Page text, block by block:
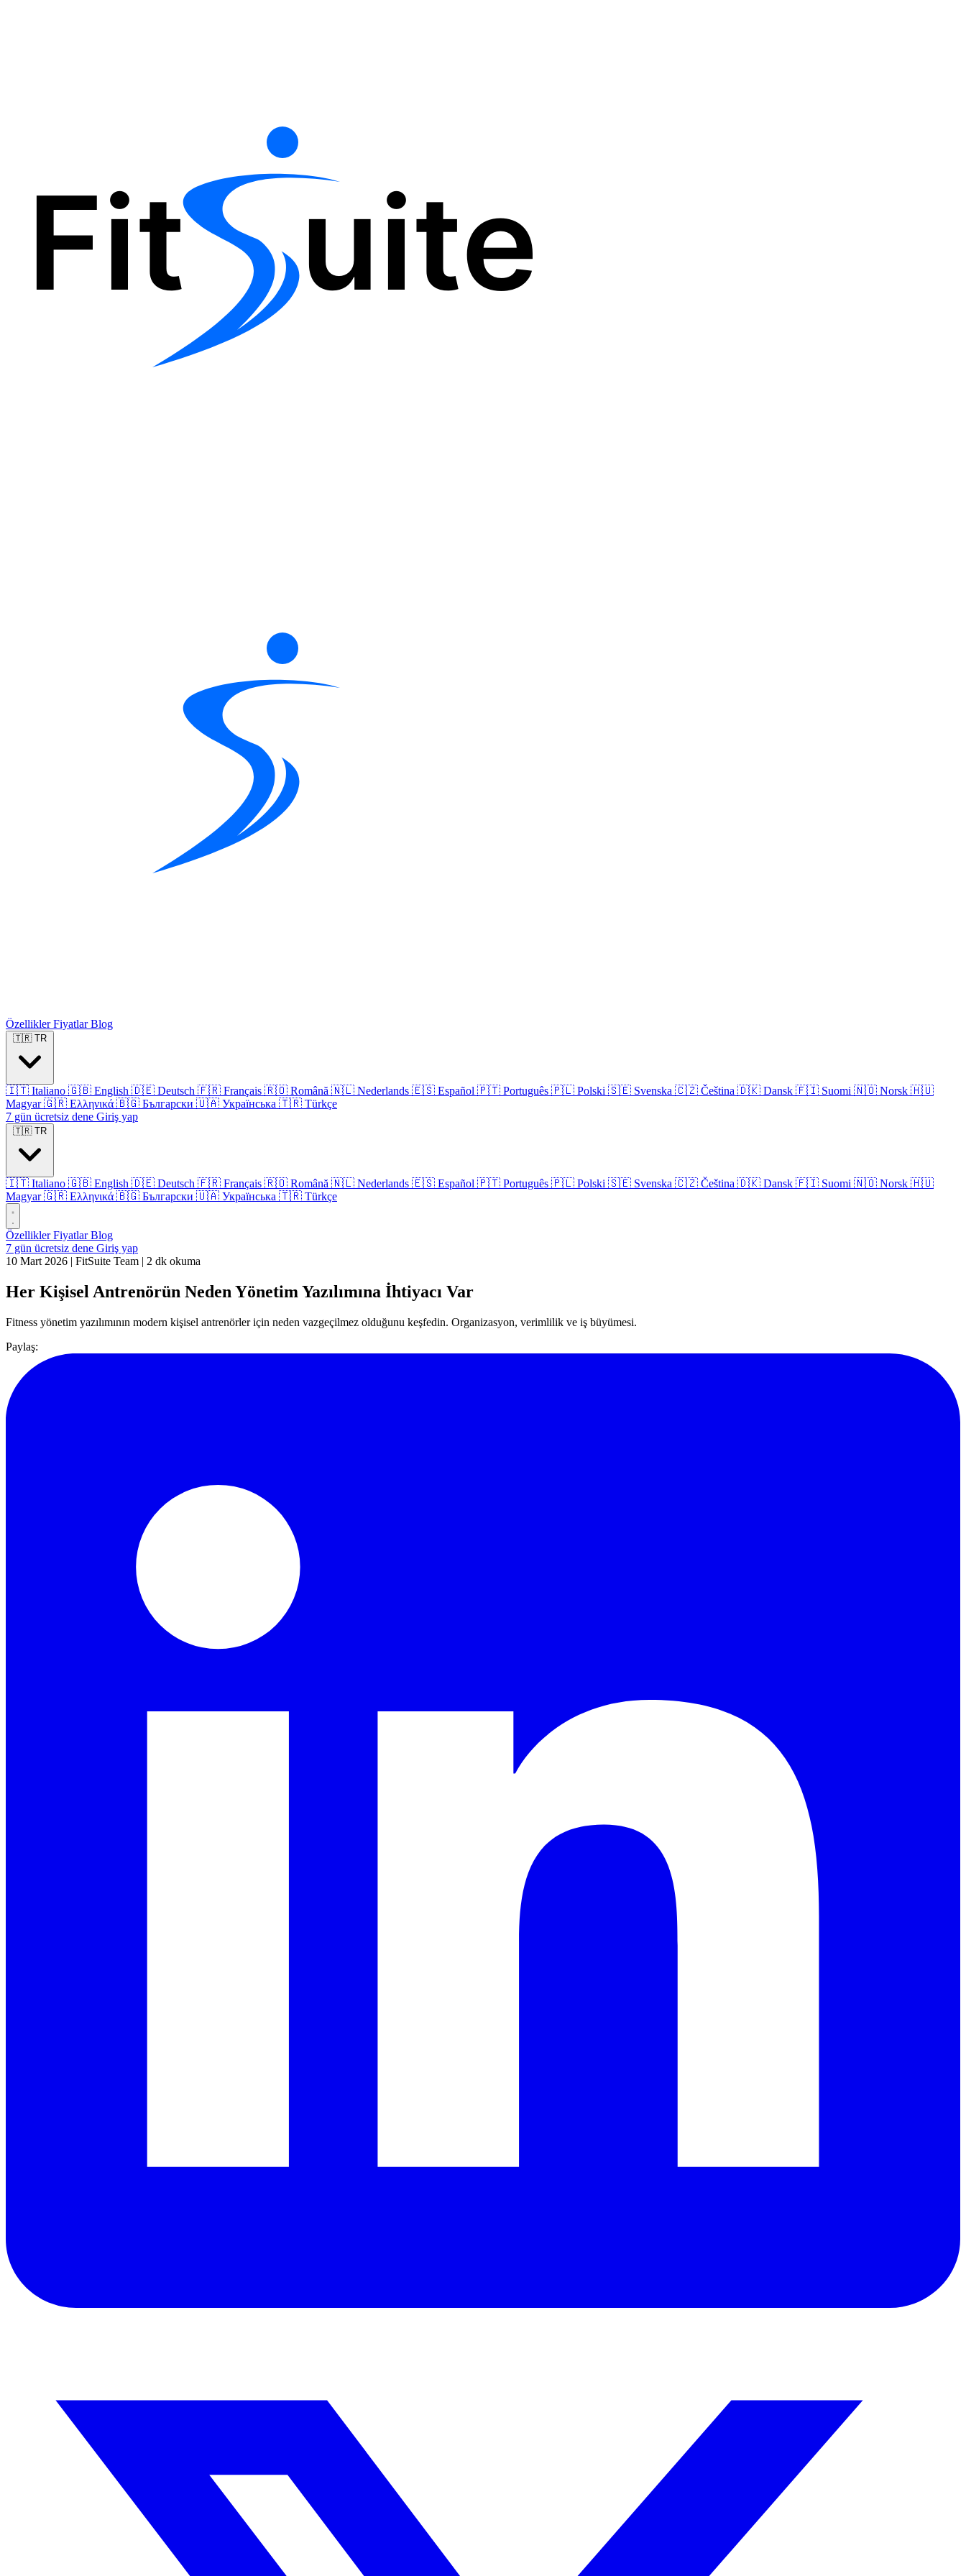
ÖzelliklerFiyatlarBlog
🇹🇷 TR
🇮🇹 Italiano 🇬🇧 English 🇩🇪 Deutsch 🇫🇷 Français 🇷🇴 Română 🇳🇱 Nederlands 🇪🇸 Español 🇵🇹 Português 🇵🇱 Polski 🇸🇪 Svenska 🇨🇿 Čeština 🇩🇰 Dansk 🇫🇮 Suomi 🇳🇴 Norsk 🇭🇺
Magyar 🇬🇷 Ελληνικά 🇧🇬 Български 🇺🇦 Українська 🇹🇷 Türkçe
7 gün ücretsiz dene Giriş yap
🇹🇷 TR
🇮🇹 Italiano 🇬🇧 English 🇩🇪 Deutsch 🇫🇷 Français 🇷🇴 Română 🇳🇱 Nederlands 🇪🇸 Español 🇵🇹 Português 🇵🇱 Polski 🇸🇪 Svenska 🇨🇿 Čeština 🇩🇰 Dansk 🇫🇮 Suomi 🇳🇴 Norsk 🇭🇺
Magyar 🇬🇷 Ελληνικά 🇧🇬 Български 🇺🇦 Українська 🇹🇷 Türkçe
ÖzelliklerFiyatlarBlog
7 gün ücretsiz dene Giriş yap
10 Mart 2026 | FitSuite Team | 2 dk okuma
Her Kişisel Antrenörün Neden Yönetim Yazılımına İhtiyacı Var
Fitness yönetim yazılımının modern kişisel antrenörler için neden vazgeçilmez olduğunu keşfedin. Organizasyon, verimlilik ve iş büyümesi.
Paylaş: